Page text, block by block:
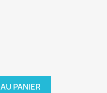
PANIER